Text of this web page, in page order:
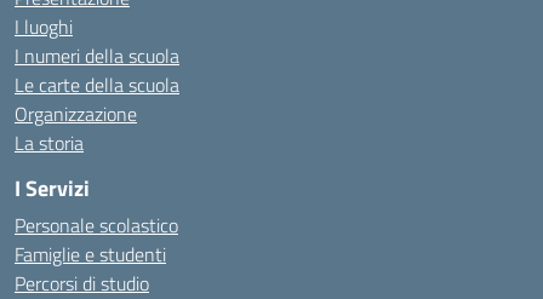
I luoghi
I numeri della scuola
Le carte della scuola
Organizzazione
La storia
I Servizi
Personale scolastico
Famiglie e studenti
Percorsi di studio